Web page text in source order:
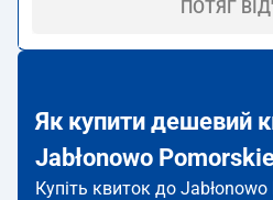
ПОТЯГ
Як купити дешевий
Jabłonowo
Купіть квиток до